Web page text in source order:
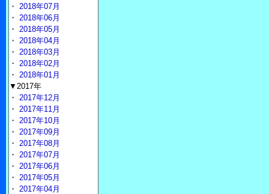
・ 2018年07月
・ 2018年06月
・ 2018年05月
・ 2018年04月
・ 2018年03月
・ 2018年02月
・ 2018年01月
▼2017年
・ 2017年12月
・ 2017年11月
・ 2017年10月
・ 2017年09月
・ 2017年08月
・ 2017年07月
・ 2017年06月
・ 2017年05月
・ 2017年04月